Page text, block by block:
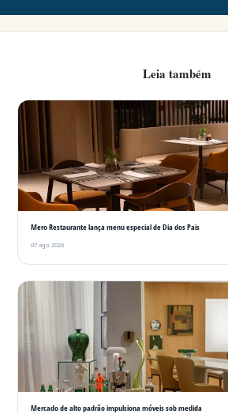
Leia também
Mero Restaurante lança menu especial de Dia dos Pais
07 ago 2026
Mercado de alto padrão impulsiona móveis sob medida